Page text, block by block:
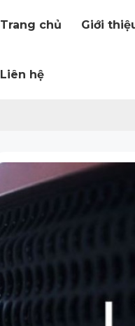
Trang chủ Giới
Liên hệ